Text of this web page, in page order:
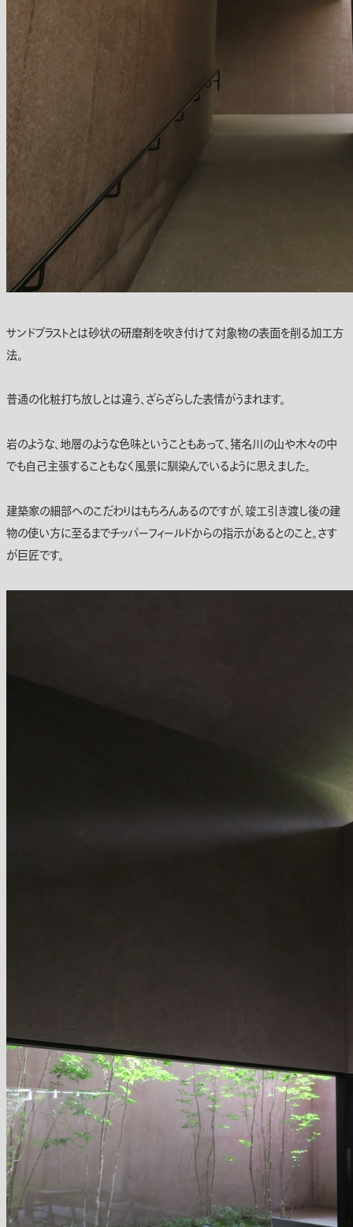
サンドブラストとは砂状の研磨剤を吹き付けて対象物の表面を削る加工方
法。
普通の化粧打ち放しとは違う、ざらざらした表情がうまれます。
岩のような、地層のような色味ということもあって、猪名川の山や木々の中
でも自己主張することもなく風景に馴染んでいるように思えました。
建築家の細部へのこだわりはもちろんあるのですが、竣工引き渡し後の建
物の使い方に至るまでチッパーフィールドからの指示があるとのこと。さす
が巨匠です。